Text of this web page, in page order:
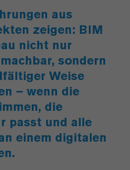
aus
zeigen: BIM
nicht nur
sondern
Weise
– wenn die
die
passt und alle
einem digitalen